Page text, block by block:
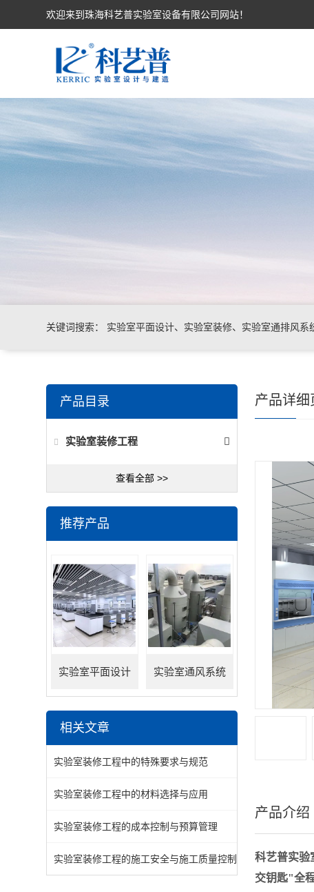
欢迎来到珠海科艺普实验室设备有限公司网站！
关键词搜索： 实验室平面设计、实验室装修、实验室通排风系
产品目录
实验室装修工程
查看全部 >>
推荐产品
实验室平面设计 实验室通风系统
相关文章
实验室装修工程中的特殊要求与规范
实验室装修工程中的材料选择与应用
实验室装修工程的成本控制与预算管理
实验室装修工程的施工安全与施工质量控制
产品详细
产品介绍
科艺普实验
交钥匙"全